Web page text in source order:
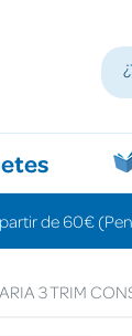
de 60€
3 TRIM